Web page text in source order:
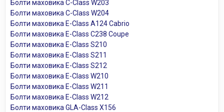
Болти маховика C-Class W203
Болти маховика C-Class W204
Болти маховика E-Class A124 Cabrio
Болти маховика E-Class C238 Coupe
Болти маховика E-Class S210
Болти маховика E-Class S211
Болти маховика E-Class S212
Болти маховика E-Class W210
Болти маховика E-Class W211
Болти маховика E-Class W212
Болти маховика GLA-Class X156